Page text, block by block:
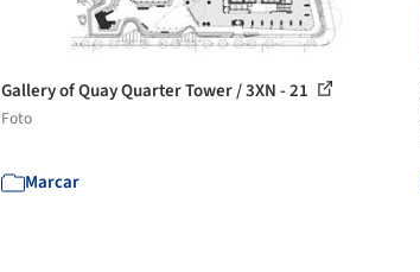
Gallery of Quay Quarter Tower / 3XN - 21
Foto
Marcar